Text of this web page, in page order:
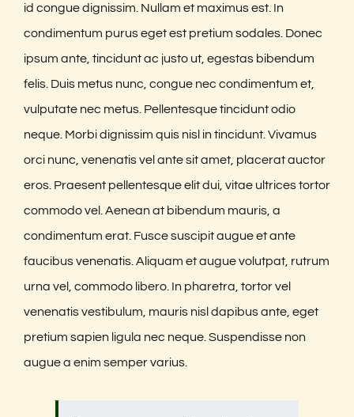
id congue dignissim. Nullam et maximus est. In
condimentum purus eget est pretium sodales. Donec
ipsum ante, tincidunt ac justo ut, egestas bibendum
felis. Duis metus nunc, congue nec condimentum et,
vulputate nec metus. Pellentesque tincidunt odio
neque. Morbi dignissim quis nisl in tincidunt. Vivamus
orci nunc, venenatis vel ante sit amet, placerat auctor
eros. Praesent pellentesque elit dui, vitae ultrices tortor
commodo vel. Aenean at bibendum mauris, a
condimentum erat. Fusce suscipit augue et ante
faucibus venenatis. Aliquam et augue volutpat, rutrum
urna vel, commodo libero. In pharetra, tortor vel
venenatis vestibulum, mauris nisl dapibus ante, eget
pretium sapien ligula nec neque. Suspendisse non
augue a enim semper varius.